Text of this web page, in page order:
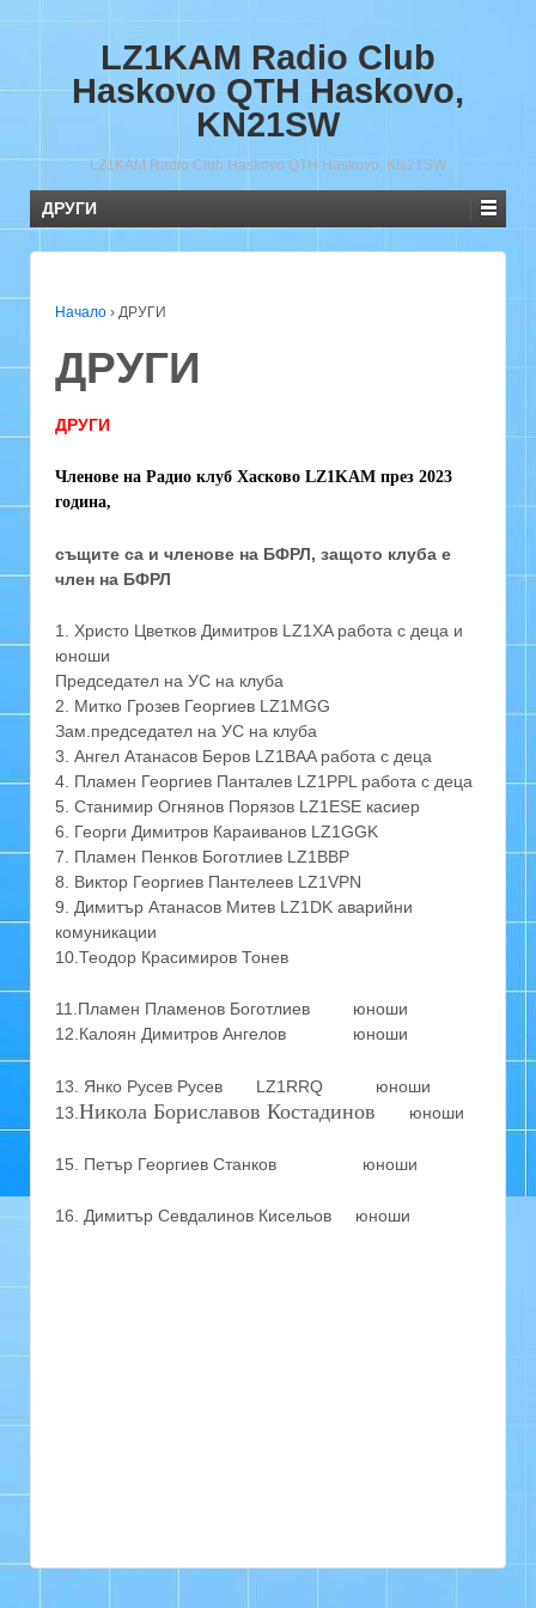
LZ1KAM Radio Club
Haskovo QTH Haskovo,
KN21SW
LZ1KAM Radio Club Haskovo QTH Haskovo, KN21SW
ДРУГИ
Начало › ДРУГИ
ДРУГИ
ДРУГИ
Членове на Радио клуб Хасково LZ1KAM през 2023
година,
същите са и членове на БФРЛ, защото клуба е
член на БФРЛ
1. Христо Цветков Димитров LZ1XA работа с деца и
юноши
Председател на УС на клуба
2. Митко Грозев Георгиев LZ1MGG
Зам.председател на УС на клуба
3. Ангел Атанасов Беров LZ1BAA работа с деца
4. Пламен Георгиев Панталев LZ1PPL работа с деца
5. Станимир Огнянов Порязов LZ1ESE касиер
6. Георги Димитров Караиванов LZ1GGK
7. Пламен Пенков Боготлиев LZ1BBP
8. Виктор Георгиев Пантелеев LZ1VPN
9. Димитър Атанасов Митев LZ1DK аварийни
комуникации
10.Теодор Красимиров Тонев
11.Пламен Пламенов Боготлиев юноши
12.Калоян Димитров Ангелов юноши
13. Янко Русев Русев LZ1RRQ юноши
13. Никола Бориславов Костадинов юноши
15. Петър Георгиев Станков юноши
16. Димитър Севдалинов Кисельов юноши